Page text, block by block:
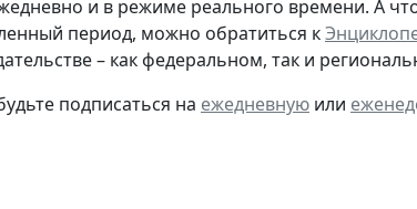
и в режиме реального времени. А
период, можно обратиться к
– как федеральном, так и
подписаться на ежедневную или